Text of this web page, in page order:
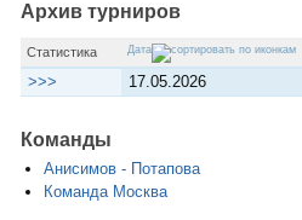
Архив турниров
Статистика Дата
>>> 17.05.2026
Команды
Анисимов - Потапова
Команда Москва